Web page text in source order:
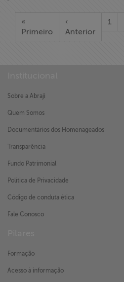
«
Primeiro
‹
Anterior
1
Sobre a Abraji
Quem Somos
Documentários dos Homenageados
Transparência
Fundo Patrimonial
Política de Privacidade
Código de conduta ética
Fale Conosco
Formação
Acesso à informação